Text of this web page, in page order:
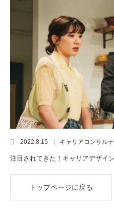
2022.8.15 キャリアコンサル
注目されてきた！キャリアデザイ
トップページに戻る